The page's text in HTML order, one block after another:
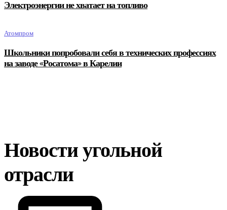
Электроэнергии не хватает на топливо
Атомпром
Школьники попробовали себя в технических профессиях
на заводе «Росатома» в Карелии
Новости угольной
отрасли